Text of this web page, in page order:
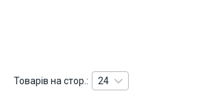
Товарів на стор.: 24